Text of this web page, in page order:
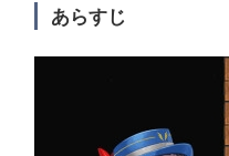
あらすじ